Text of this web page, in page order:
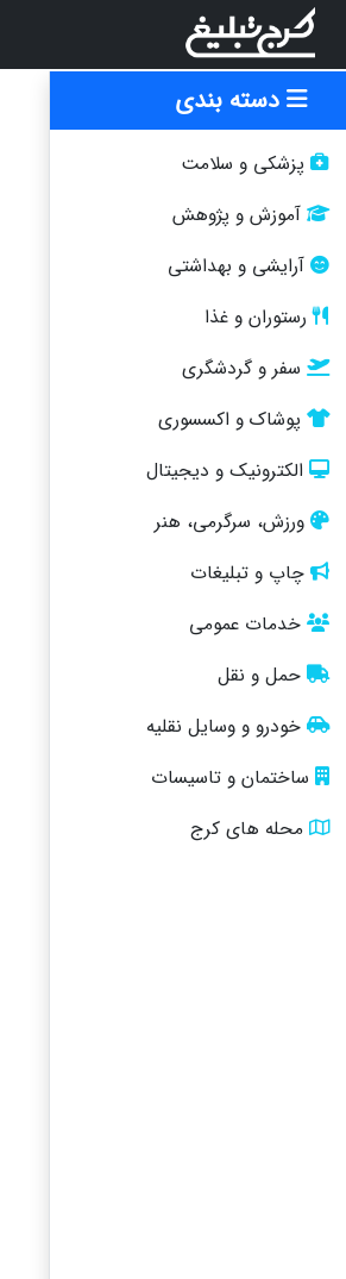
دسته بندی
پزشکی و سلامت
آموزش و پژوهش
آرایشی و بهداشتی
رستوران و غذا
سفر و گردشگری
پوشاک و اکسسوری
الکترونیک و دیجیتال
ورزش، سرگرمی، هنر
چاپ و تبلیغات
خدمات عمومی
حمل و نقل
خودرو و وسایل نقلیه
ساختمان و تاسیسات
محله های کرج